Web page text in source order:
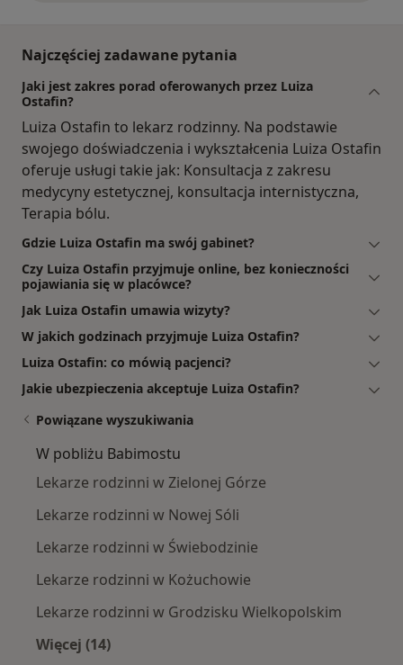
Najczęściej zadawane pytania
Jaki jest zakres porad oferowanych przez Luiza
Ostafin?
Luiza Ostafin to lekarz rodzinny. Na podstawie
swojego doświadczenia i wykształcenia Luiza Ostafin
oferuje usługi takie jak: Konsultacja z zakresu
medycyny estetycznej, konsultacja internistyczna,
Terapia bólu.
Gdzie Luiza Ostafin ma swój gabinet?
Czy Luiza Ostafin przyjmuje online, bez konieczności
pojawiania się w placówce?
Jak Luiza Ostafin umawia wizyty?
W jakich godzinach przyjmuje Luiza Ostafin?
Luiza Ostafin: co mówią pacjenci?
Jakie ubezpieczenia akceptuje Luiza Ostafin?
Powiązane wyszukiwania
W pobliżu Babimostu
Lekarze rodzinni w Zielonej Górze
Lekarze rodzinni w Nowej Sóli
Lekarze rodzinni w Świebodzinie
Lekarze rodzinni w Kożuchowie
Lekarze rodzinni w Grodzisku Wielkopolskim
Więcej (14)